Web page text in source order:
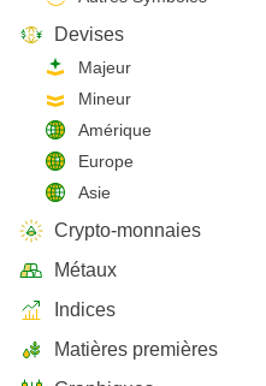
Devises
Majeur
Mineur
Amérique
Europe
Asie
Crypto-monnaies
Métaux
Indices
Matières premières